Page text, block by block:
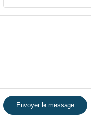
Envoyer le message